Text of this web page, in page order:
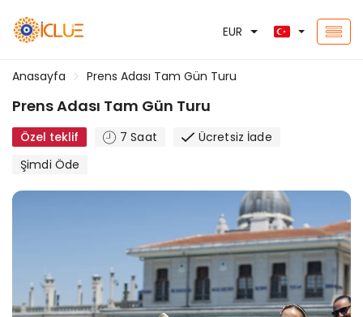
EUR
Anasayfa Prens Adası Tam Gün Turu
Prens Adası Tam Gün Turu
Özel teklif 7 Saat
Ücretsiz İade
Şimdi Öde